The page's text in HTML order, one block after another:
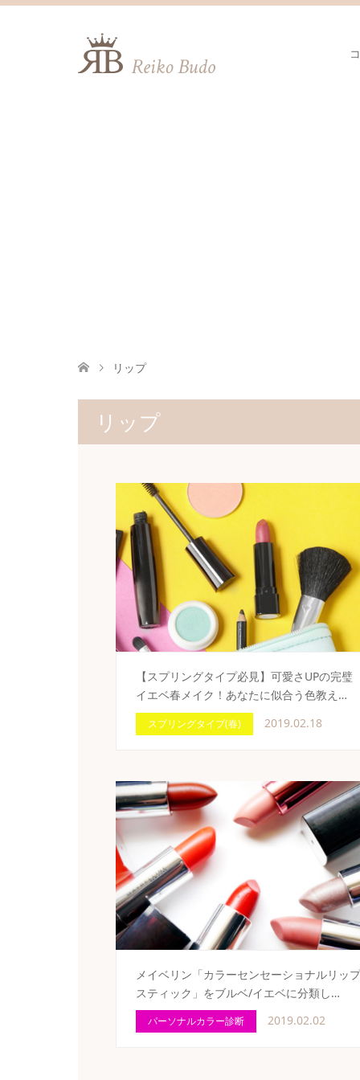
リップ
リップ
【スプリングタイプ必見】可愛さUPの完璧
イエベ春メイク！あなたに似合う色教え…
スプリングタイプ(春) 2019.02.18
メイベリン「カラーセンセーショナルリップ
スティック」をブルベ/イエベに分類し…
パーソナルカラー診断 2019.02.02